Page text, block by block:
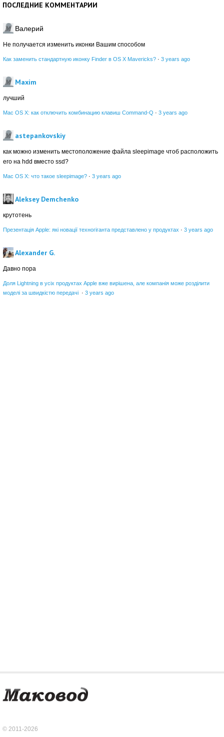
ПОСЛЕДНИЕ КОММЕНТАРИИ
Валерий
Не получается изменить иконки Вашим способом
Как заменить стандартную иконку Finder в OS X Mavericks? · 3 years ago
Maxim
лучший
Mac OS X: как отключить комбинацию клавиш Command-Q · 3 years ago
astepankovskiy
как можно изменить местоположение файла sleepimage чтоб расположить
его на hdd вместо ssd?
Mac OS X: что такое sleepimage? · 3 years ago
Aleksey Demchenko
крутотень
Презентація Apple: які новації техногіганта представлено у продуктах · 3 years ago
Alexander G.
Давно пора
Доля Lightning в усіх продуктах Apple вже вирішена, але компанія може розділити
моделі за швидкістю передачі · 3 years ago
© 2011-2026